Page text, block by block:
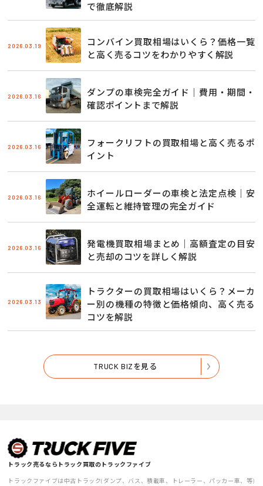
で徹底解説
2026.03.19
コンバイン買取相場はいくら？価格一覧
と高く売るコツをわかりやすく解説
2026.03.16
ダンプの車検完全ガイド｜費用・期間・
確認ポイントまで解説
2026.03.16
フォークリフトの買取相場と高く売るポ
イント
2026.03.16
ホイールローダーの車検と法定点検｜安
全運転と維持管理の完全ガイド
2026.03.16
発電機買取相場まとめ｜高額査定の目安
と売却のコツを詳しく解説
2026.03.13
トラクターの買取相場はいくら？メーカ
ー別の機種の特徴と価格傾向、高く売る
コツを解説
TRUCK BIZを見る
トラック売るならトラック買取のトラックファイブ
トラックファイブは中古トラック(ダンプ、バス、積載車、トレーラー、パッカー車、等)